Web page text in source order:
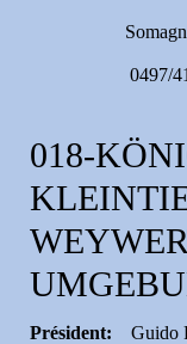
0497/416900
018-
Président: Guido